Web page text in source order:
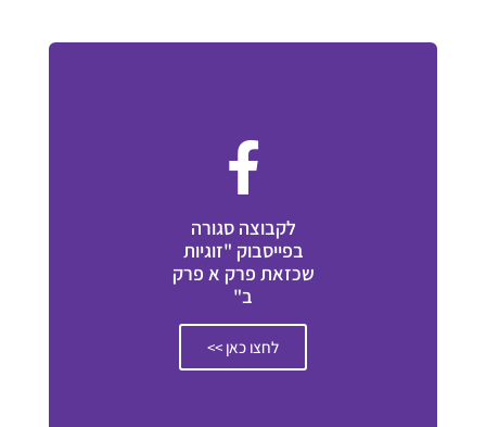
לקבוצה סגורה
בפייסבוק "זוגיות
שכזאת פרק א פרק
ב"
לחצו כאן >>